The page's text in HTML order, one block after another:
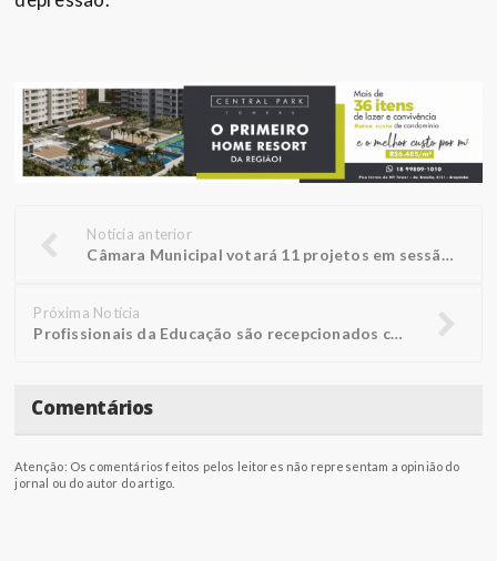
Notícia anterior
Câmara Municipal votará 11 projetos em sessão na quinta-feira
Próxima Notícia
Profissionais da Educação são recepcionados com palestra performática
Comentários
Atenção: Os comentários feitos pelos leitores não representam a opinião do
jornal ou do autor do artigo.